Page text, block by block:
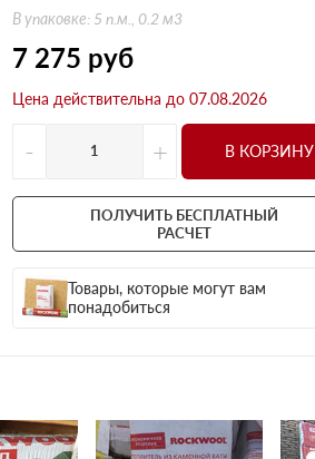
изоляция
навивные
150
50 мм
50 мм
100 мм
150 мм
В упаковке: 5 п.м., 0.2 м3
7 275 руб
Цена действительна до 07.08.2026
- + В КОРЗИНУ
ПОЛУЧИТЬ БЕСПЛАТНЫЙ
РАСЧЕТ
Товары, которые могут вам
понадобиться